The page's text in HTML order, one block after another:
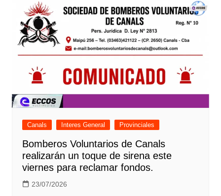
Canals Interes General Provinciales
Bomberos Voluntarios de Canals
realizarán un toque de sirena este
viernes para reclamar fondos.
23/07/2026